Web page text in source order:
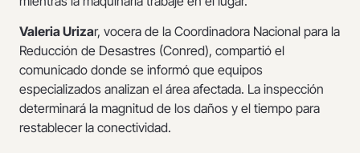
Valeria Urizar, vocera de la Coordinadora Nacional para la
Reducción de Desastres (Conred), compartió el
comunicado donde se informó que equipos
especializados analizan el área afectada. La inspección
determinará la magnitud de los daños y el tiempo para
restablecer la conectividad.